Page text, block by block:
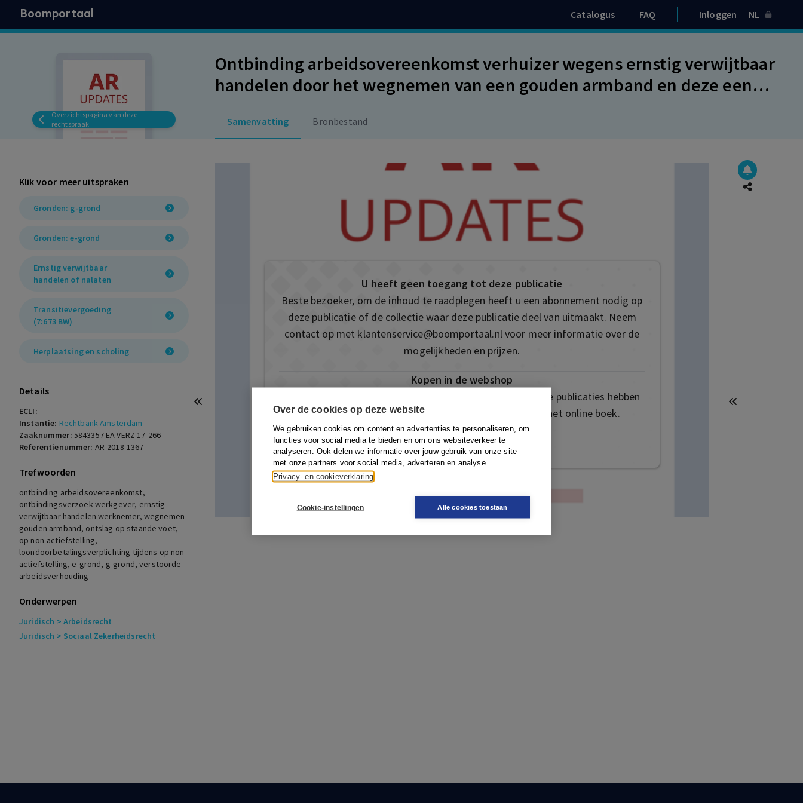
Over de cookies op deze website
We gebruiken cookies om content en advertenties te personaliseren, om
functies voor social media te bieden en om ons websiteverkeer te
analyseren. Ook delen we informatie over jouw gebruik van onze site
met onze partners voor social media, adverteren en analyse.
Privacy- en cookieverklaring
Cookie-instellingen Alle cookies toestaan
Boomportaal Catalogus FAQ Inloggen NL
Overzichtspagina van deze
rechtspraak
Ontbinding arbeidsovereenkomst verhuizer wegens ernstig verwijtbaar
handelen door het wegnemen van een gouden armband en deze een
staande voet omgezet naar op non-actiefstelling. Voor wiens risico is de
Samenvatting Bronbestand
Klik voor meer uitspraken
Gronden: g-grond
Gronden: e-grond
Ernstig verwijtbaar
handelen of nalaten
Transitievergoeding
(7:673 BW)
Herplaatsing en scholing
Details
ECLI:
Instantie: Rechtbank Amsterdam
Zaaknummer: 5843357 EA VERZ 17-266
Referentienummer: AR-2018-1367
Trefwoorden
ontbinding arbeidsovereenkomst,
ontbindingsverzoek werkgever, ernstig
verwijtbaar handelen werknemer, wegnemen
gouden armband, ontslag op staande voet,
op non-actiefstelling,
loondoorbetalingsverplichting tijdens op non-
actiefstelling, e-grond, g-grond, verstoorde
arbeidsverhouding
Onderwerpen
Juridisch > Arbeidsrecht
Juridisch > Sociaal Zekerheidsrecht
U heeft geen toegang tot deze publicatie
Beste bezoeker, om de inhoud te raadplegen heeft u een abonnement nodig op
deze publicatie of de collectie waar deze publicatie deel van uitmaakt. Neem
contact op met klantenservice@boomportaal.nlvoor meer informatie over de
mogelijkheden en prijzen.
Kopen in de webshop
Deze publicatie is ook te vinden in onze webshop. Sommige publicaties hebben
ook de mogelijkheid om direct toegang te kopen tot het online boek.
Naar de webshop